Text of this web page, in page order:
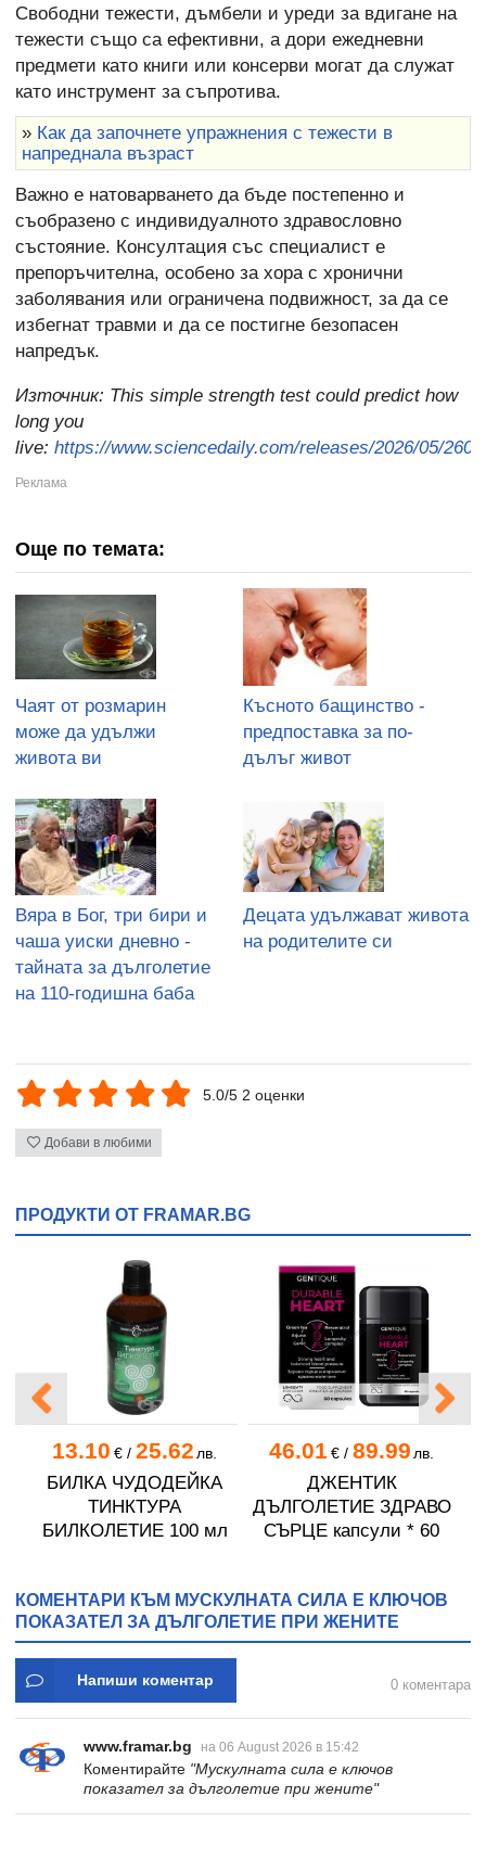
Свободни тежести, дъмбели и уреди за вдигане на
тежести също са ефективни, а дори ежедневни
предмети като книги или консерви могат да служат
като инструмент за съпротива.
» Как да започнете упражнения с тежести в
напреднала възраст
Важно е натоварването да бъде постепенно и
съобразено с индивидуалното здравословно
състояние. Консултация със специалист е
препоръчителна, особено за хора с хронични
заболявания или ограничена подвижност, за да се
избегнат травми и да се постигне безопасен
напредък.
Източник: This simple strength test could predict how
long you
live: https://www.sciencedaily.com/releases/2026/05/
Още по темата:
Чаят от розмарин
може да удължи
живота ви
Късното бащинство -
предпоставка за по-
дълъг живот
Вяра в Бог, три бири и
чаша уиски дневно -
тайната за дълголетие
на 110-годишна баба
Децата удължават живота
на родителите си
5.0/5 2 оценки
Добави в любими
ПРОДУКТИ ОТ FRAMAR.BG
13.10 €/ 25.62 лв.
БИЛКА ЧУДОДЕЙКА
ТИНКТУРА
БИЛКОЛЕТИЕ 100 мл
46.01 €/ 89.99 лв.
ДЖЕНТИК
ДЪЛГОЛЕТИЕ ЗДРАВО
СЪРЦЕ капсули * 60
КОМЕНТАРИ КЪМ МУСКУЛНАТА СИЛА Е КЛЮЧОВ
ПОКАЗАТЕЛ ЗА ДЪЛГОЛЕТИЕ ПРИ ЖЕНИТЕ
Напиши коментар 0 коментара
www.framar.bg на 06 August 2026 в 15:42
Коментирайте "Мускулната сила е ключов
показател за дълголетие при жените"